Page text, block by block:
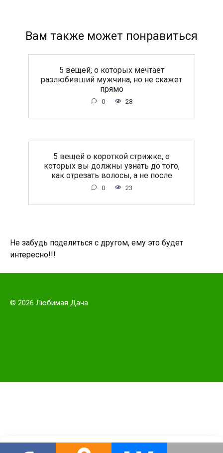
Вам также может понравиться
5 вещей, о которых мечтает
разлюбивший мужчина, но не скажет
прямо
0 28
5 вещей о короткой стрижке, о
которых вы должны узнать до того,
как отрезать волосы, а не после
0 23
Не забудь поделиться с другом, ему это будет
интересно!!!
© 2026 Любимая Дача
Этот сайт использует cookie для хранения данных. Продолжая